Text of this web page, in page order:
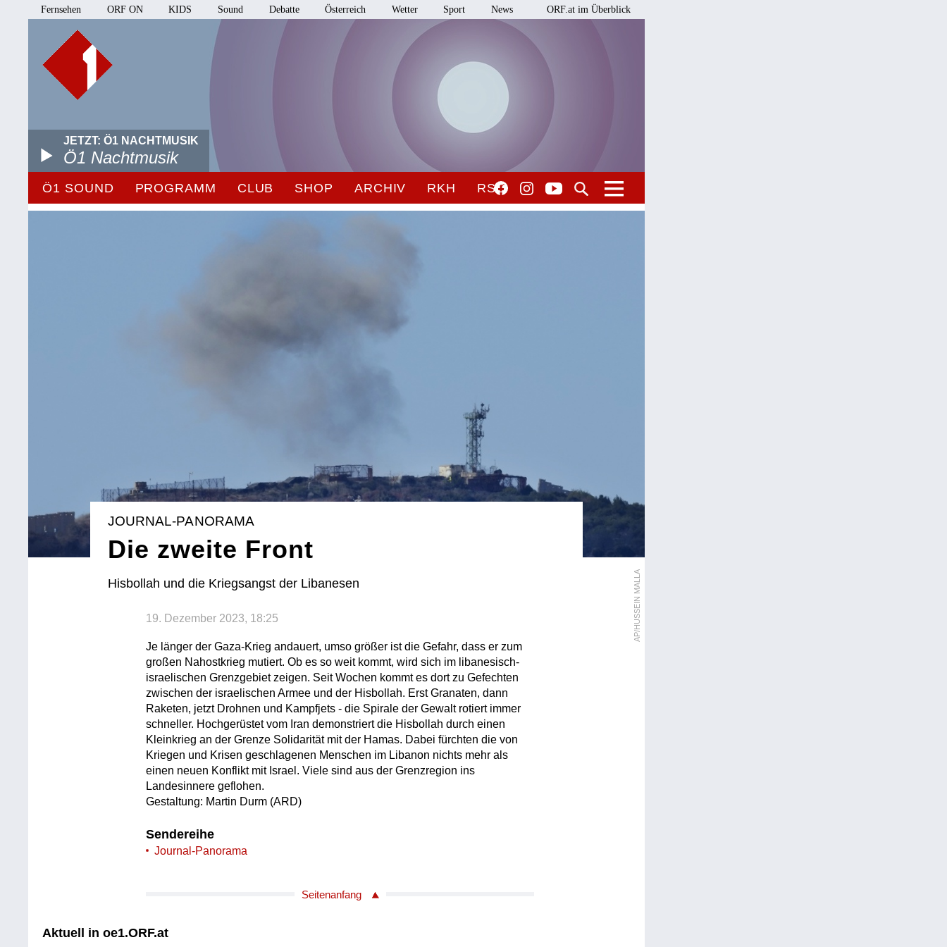
Fernsehen ORF ON KIDS Sound Debatte Österreich Wetter Sport News ORF.at im Überblick
JETZT: Ö1 NACHTMUSIK
Ö1 Nachtmusik
Ö1 SOUND PROGRAMM CLUB SHOP ARCHIV RKH RSO
AP/HUSSEIN MALLA
JOURNAL-PANORAMA
Die zweite Front
Hisbollah und die Kriegsangst der Libanesen
19. Dezember 2023, 18:25
Je länger der Gaza-Krieg andauert, umso größer ist die Gefahr, dass er zum
großen Nahostkrieg mutiert. Ob es so weit kommt, wird sich im libanesisch-
israelischen Grenzgebiet zeigen. Seit Wochen kommt es dort zu Gefechten
zwischen der israelischen Armee und der Hisbollah. Erst Granaten, dann
Raketen, jetzt Drohnen und Kampfjets - die Spirale der Gewalt rotiert immer
schneller. Hochgerüstet vom Iran demonstriert die Hisbollah durch einen
Kleinkrieg an der Grenze Solidarität mit der Hamas. Dabei fürchten die von
Kriegen und Krisen geschlagenen Menschen im Libanon nichts mehr als
einen neuen Konflikt mit Israel. Viele sind aus der Grenzregion ins
Landesinnere geflohen.
Gestaltung: Martin Durm (ARD)
Sendereihe
Journal-Panorama
Seitenanfang
Aktuell in oe1.ORF.at